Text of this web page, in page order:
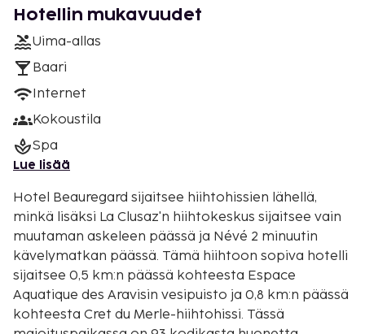
Hotellin mukavuudet
Uima-allas
Baari
Internet
Kokoustila
Spa
Lue lisää
Hotel Beauregard sijaitsee hiihtohissien lähellä,
minkä lisäksi La Clusaz'n hiihtokeskus sijaitsee vain
muutaman askeleen päässä ja Névé 2 minuutin
kävelymatkan päässä. Tämä hiihtoon sopiva hotelli
sijaitsee 0,5 km:n päässä kohteesta Espace
Aquatique des Aravisin vesipuisto ja 0,8 km:n päässä
kohteesta Cret du Merle-hiihtohissi. Tässä